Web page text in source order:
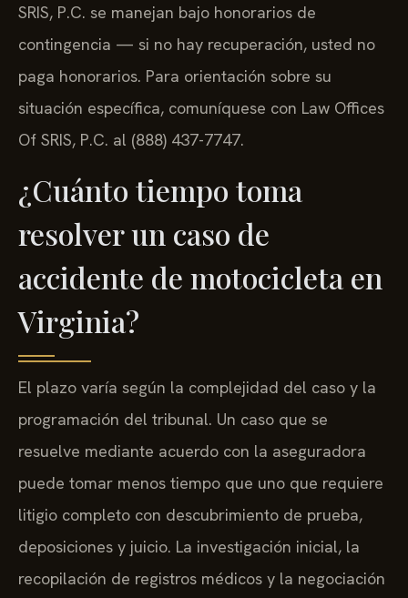
SRIS, P.C. se manejan bajo honorarios de
contingencia — si no hay recuperación, usted no
paga honorarios. Para orientación sobre su
situación específica, comuníquese con Law Offices
Of SRIS, P.C. al (888) 437-7747.
¿Cuánto tiempo toma
resolver un caso de
accidente de motocicleta en
Virginia?
El plazo varía según la complejidad del caso y la
programación del tribunal. Un caso que se
resuelve mediante acuerdo con la aseguradora
puede tomar menos tiempo que uno que requiere
litigio completo con descubrimiento de prueba,
deposiciones y juicio. La investigación inicial, la
recopilación de registros médicos y la negociación